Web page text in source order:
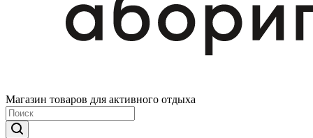
Магазин товаров для активного отдыха